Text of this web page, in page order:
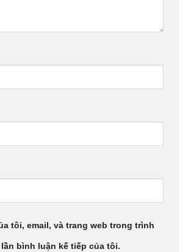
tôi, email, và trang web trong trình
bình luận kế tiếp của tôi.